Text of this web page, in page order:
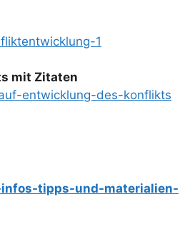
1
mit Zitaten
entwicklung-des-konflikts
tipps-und-materialien-